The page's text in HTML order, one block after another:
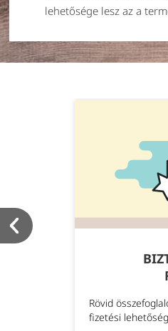
lehetősége lesz az a
Rövid
fizetési